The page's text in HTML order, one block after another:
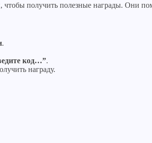
, чтобы получить полезные награды. Они
.
код…”.
награду.